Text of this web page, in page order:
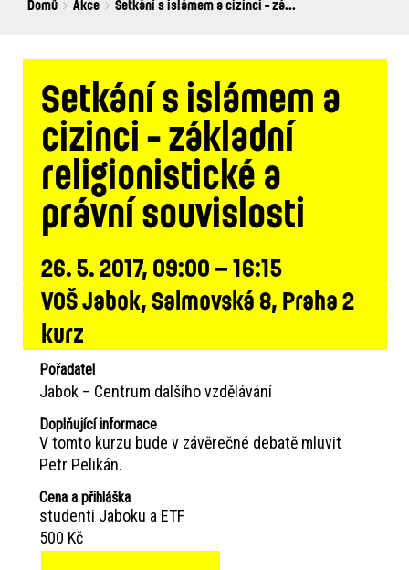
Breadcrumbs
You
Domů Akce Setkání s islámem a cizinci - zá...
Setkání s islámem a
cizinci - základní
religionistické a
právní souvislosti
26. 5. 2017, 09:00 – 16:15
VOŠ Jabok, Salmovská 8, Praha 2
kurz
Pořadatel
Jabok – Centrum dalšího vzdělávání
Doplňující informace
V tomto kurzu bude v závěrečné debatě mluvit
Petr Pelikán.
Cena a přihláška
studenti Jaboku a ETF
500 Kč